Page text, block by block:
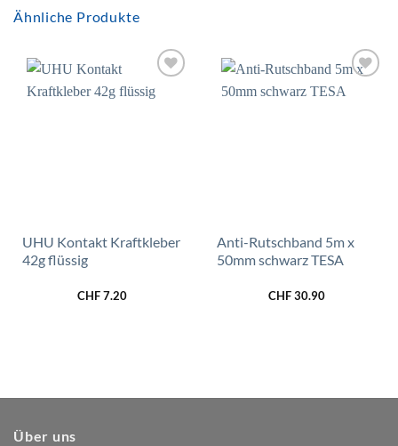
Ähnliche Produkte
Zur
Wunschliste
UHU Kontakt Kraftkleber
42g flüssig
CHF7.20
Zur
Anti-Rutschband 5m x
50mm schwarz TESA
CHF30.90
Über uns